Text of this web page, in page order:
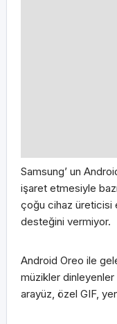
Samsung’ un
işaret etmesiyle
çoğu cihaz üreticisi
desteğini vermiyor.
Android Oreo ile
müzikler dinleyenler
arayüz, özel GIF,